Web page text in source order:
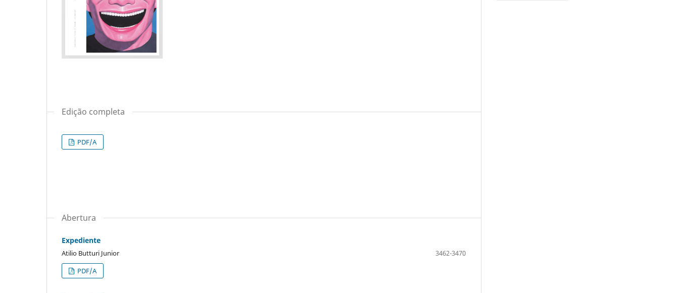
Edição completa
PDF/A
Abertura
Expediente
Atilio Butturi Junior
3462-3470
PDF/A